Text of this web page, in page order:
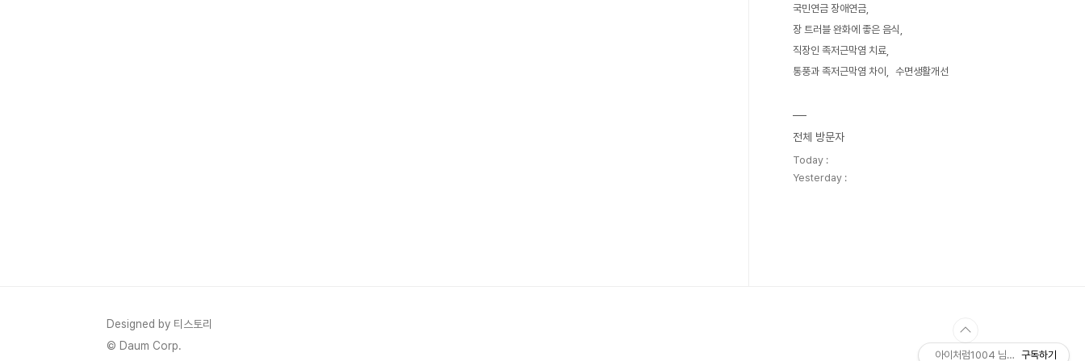
국민연금 장애연금
장 트러블 완화에 좋은 음식
직장인 족저근막염 치료
통풍과 족저근막염 차이
수면생활개선
전체 방문자
Today :
Yesterday :
Designed by 티스토리
© Daum Corp.
아이처럼1004 님의 블로그
구독하기